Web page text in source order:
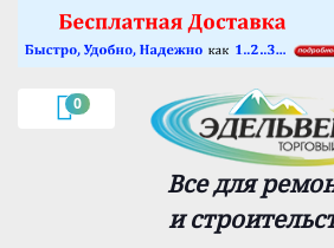
0
Все для
и